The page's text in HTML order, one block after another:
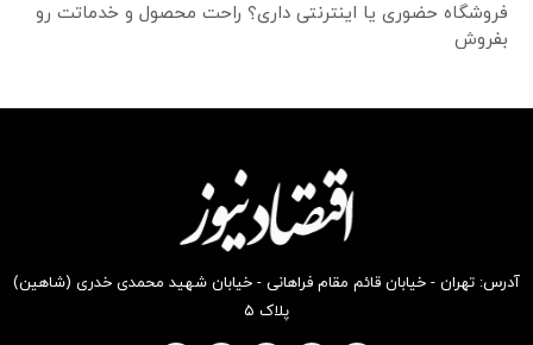
فروشگاه حضوری یا اینترنتی داری؟ راحت محصول و خدماتت رو
بفروش
آدرس: تهران - خیابان قائم مقام فراهانی - خیابان شهید محمدی خدری (شاهین)
پلاک ۵